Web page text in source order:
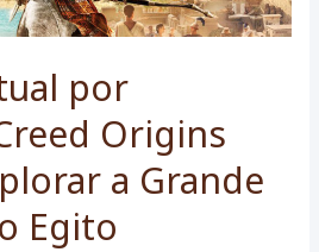
por
Origins
a Grande
Egito